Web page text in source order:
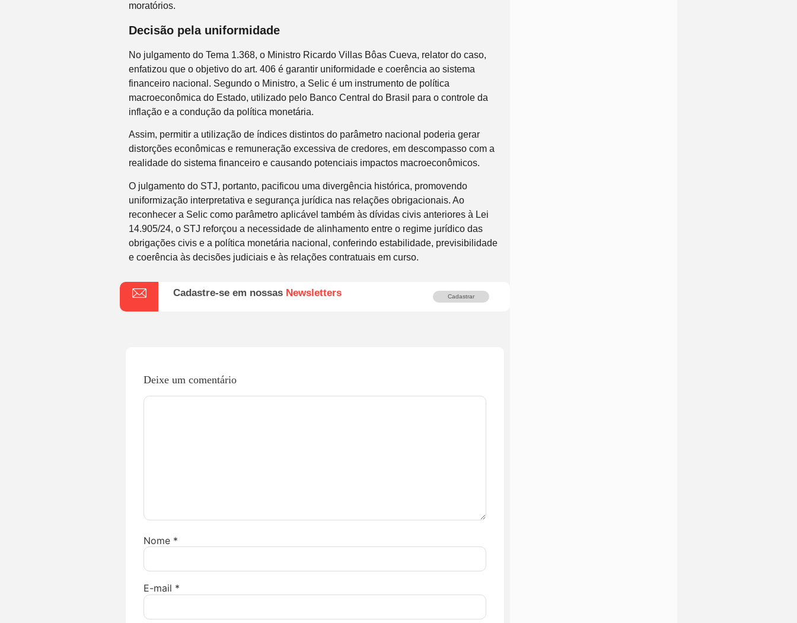
moratórios.
Decisão pela uniformidade
No julgamento do Tema 1.368, o Ministro Ricardo Villas Bôas Cueva, relator do caso,
enfatizou que o objetivo do art. 406 é garantir uniformidade e coerência ao sistema
financeiro nacional. Segundo o Ministro, a Selic é um instrumento de política
macroeconômica do Estado, utilizado pelo Banco Central do Brasil para o controle da
inflação e a condução da política monetária.
Assim, permitir a utilização de índices distintos do parâmetro nacional poderia gerar
distorções econômicas e remuneração excessiva de credores, em descompasso com a
realidade do sistema financeiro e causando potenciais impactos macroeconômicos.
O julgamento do STJ, portanto, pacificou uma divergência histórica, promovendo
uniformização interpretativa e segurança jurídica nas relações obrigacionais. Ao
reconhecer a Selic como parâmetro aplicável também às dívidas civis anteriores à Lei
14.905/24, o STJ reforçou a necessidade de alinhamento entre o regime jurídico das
obrigações civis e a política monetária nacional, conferindo estabilidade, previsibilidade
e coerência às decisões judiciais e às relações contratuais em curso.
Cadastre-se em nossas Newsletters Cadastrar
Deixe um comentário
Nome *
E-mail *